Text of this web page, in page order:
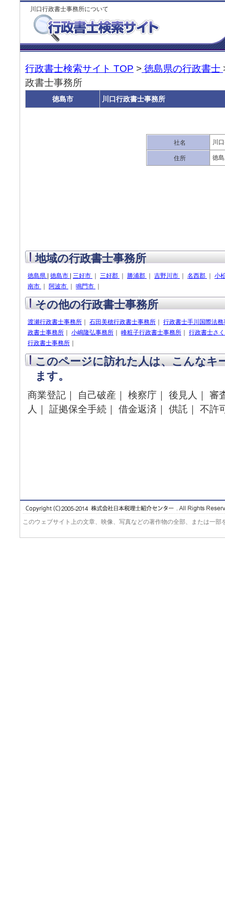
川口行政書士事務所について
行政書士検索サイト TOP > 徳島県の行政書士
政書士事務所
徳島市 川口行政書士事務所
社名 川
住所 徳
地域の行政書士事務所
徳島県 徳島市 三好市 三好郡 勝浦郡 吉野川市 名西郡
小
南市
阿波市 鳴門市
その他の行政書士事務所
渡瀬行政書士事務所 石田美穂行政書士事務所
行政書士手川国際法務
政書士事務所
小嶋隆弘事務所 峰粧子行政書士事務所
行政書士さ
行政書士事務所
このページに訪れた人は、こんなキ
ます。
商業登記｜ 自己破産｜ 検察庁｜ 後見人｜ 審
人｜ 証拠保全手続｜ 借金返済｜ 供託｜ 不許
このウェブサイト上の文章、映像、写真などの著作物の全部、または一